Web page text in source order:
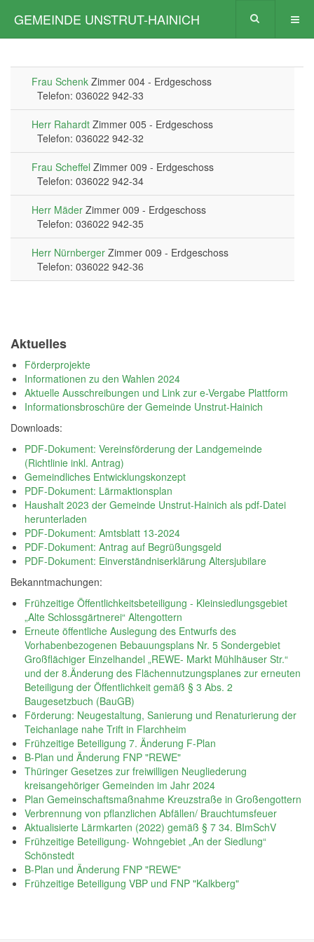
GEMEINDE UNSTRUT-HAINICH
Frau Schenk Zimmer 004 - Erdgeschoss
Telefon: 036022 942-33
Herr Rahardt Zimmer 005 - Erdgeschoss
Telefon: 036022 942-32
Frau Scheffel Zimmer 009 - Erdgeschoss
Telefon: 036022 942-34
Herr Mäder Zimmer 009 - Erdgeschoss
Telefon: 036022 942-35
Herr Nürnberger Zimmer 009 - Erdgeschoss
Telefon: 036022 942-36
Aktuelles
Förderprojekte
Informationen zu den Wahlen 2024
Aktuelle Ausschreibungen und Link zur e-Vergabe Plattform
Informationsbroschüre der Gemeinde Unstrut-Hainich
Downloads:
PDF-Dokument: Vereinsförderung der Landgemeinde
(Richtlinie inkl. Antrag)
Gemeindliches Entwicklungskonzept
PDF-Dokument: Lärmaktionsplan
Haushalt 2023 der Gemeinde Unstrut-Hainich als pdf-Datei
herunterladen
PDF-Dokument: Amtsblatt 13-2024
PDF-Dokument: Antrag auf Begrüßungsgeld
PDF-Dokument: Einverständniserklärung Altersjubilare
Bekanntmachungen:
Frühzeitige Öffentlichkeitsbeteiligung - Kleinsiedlungsgebiet
„Alte Schlossgärtnerei“ Altengottern
Erneute öffentliche Auslegung des Entwurfs des
Vorhabenbezogenen Bebauungsplans Nr. 5 Sondergebiet
Großflächiger Einzelhandel „REWE- Markt Mühlhäuser Str.“
und der 8.Änderung des Flächennutzungsplanes zur erneuten
Beteiligung der Öffentlichkeit gemäß § 3 Abs. 2
Baugesetzbuch (BauGB)
Förderung: Neugestaltung, Sanierung und Renaturierung der
Teichanlage nahe Trift in Flarchheim
Frühzeitige Beteiligung 7. Änderung F-Plan
B-Plan und Änderung FNP "REWE"
Thüringer Gesetzes zur freiwilligen Neugliederung
kreisangehöriger Gemeinden im Jahr 2024
Plan Gemeinschaftsmaßnahme Kreuzstraße in Großengottern
Verbrennung von pflanzlichen Abfällen/ Brauchtumsfeuer
Aktualisierte Lärmkarten (2022) gemäß § 7 34. BImSchV
Frühzeitige Beteiligung- Wohngebiet „An der Siedlung“
Schönstedt
B-Plan und Änderung FNP "REWE"
Frühzeitige Beteiligung VBP und FNP "Kalkberg"